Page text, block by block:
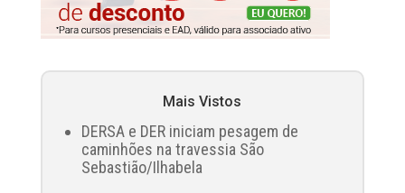
Mais Vistos
DERSA e DER iniciam pesagem de
caminhões na travessia São
Sebastião/Ilhabela